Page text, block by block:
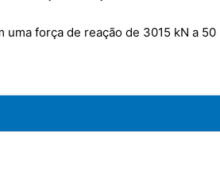
força de reação de 3015 kN a